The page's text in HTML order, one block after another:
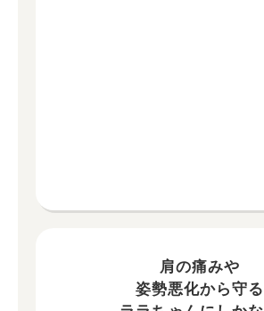
肩の痛みや
姿勢悪化から守る